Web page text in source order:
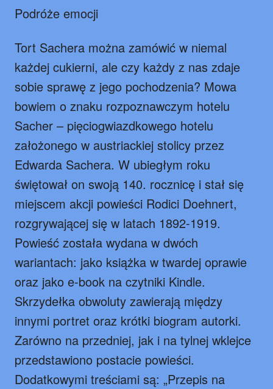
Podróże emocji
Tort Sachera można zamówić w niemal
każdej cukierni, ale czy każdy z nas zdaje
sobie sprawę z jego pochodzenia? Mowa
bowiem o znaku rozpoznawczym hotelu
Sacher – pięciogwiazdkowego hotelu
założonego w austriackiej stolicy przez
Edwarda Sachera. W ubiegłym roku
świętował on swoją 140. rocznicę i stał się
miejscem akcji powieści Rodici Doehnert,
rozgrywającej się w latach 1892-1919.
Powieść została wydana w dwóch
wariantach: jako książka w twardej oprawie
oraz jako e-book na czytniki Kindle.
Skrzydełka obwoluty zawierają między
innymi portret oraz krótki biogram autorki.
Zarówno na przedniej, jak i na tylnej wklejce
przedstawiono postacie powieści.
Dodatkowymi treściami są: „Przepis na